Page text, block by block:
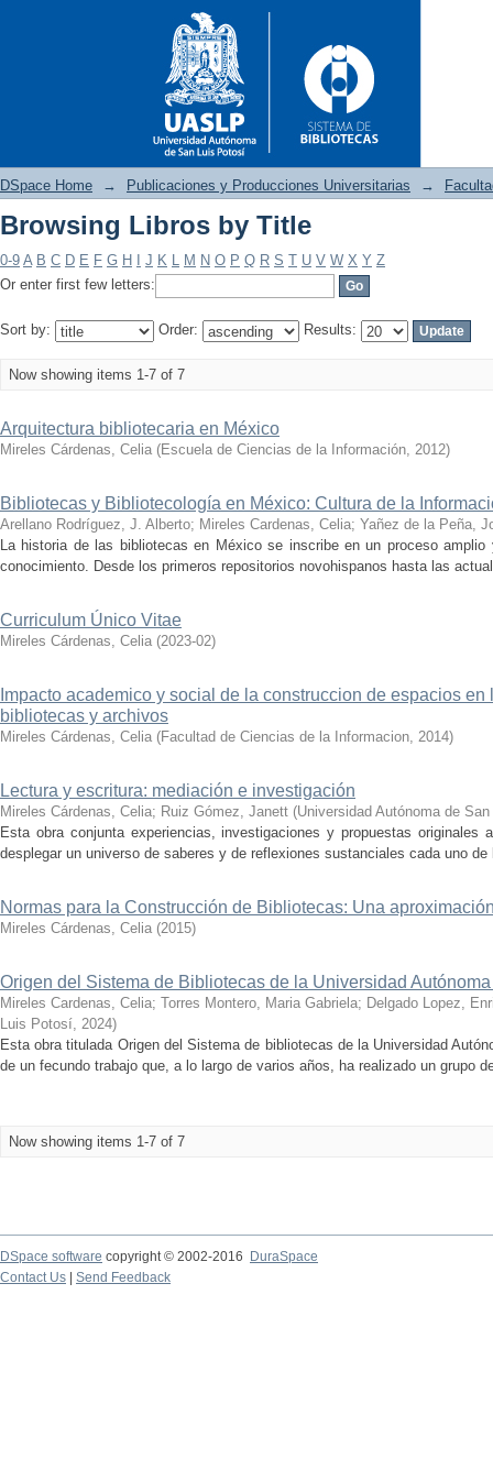
Browsing Libros by Title
DSpace Home → Publicaciones y Producciones Universitarias →
Browsing Libros by Title
0-9 A B C D E F G H J K L M N O P Q R S T U V W X Y Z
Or enter first few letters:
Sort by: Order: Results:
Now showing items 1-7 of 7
Arquitectura bibliotecaria en México
Mireles Cárdenas, Celia (Escuela de Ciencias de la Información, 2012)
Bibliotecas y Bibliotecología en México: Cultura de la
Arellano Rodríguez, J. Alberto; Mireles Cardenas, Celia; Yañez de la Peña,
La historia de las bibliotecas en México se inscribe en un proceso
conocimiento. Desde los primeros repositorios novohispanos hasta las
Curriculum Único Vitae
Mireles Cárdenas, Celia (2023-02)
Impacto academico y social de la construccion de espacios
bibliotecas y archivos
Mireles Cárdenas, Celia (Facultad de Ciencias de la Informacion, 2014)
Lectura y escritura: mediación e investigación
Mireles Cárdenas, Celia; Ruiz Gómez, Janett (Universidad Autónoma de
Esta obra conjunta experiencias, investigaciones y propuestas originales
desplegar un universo de saberes y de reflexiones sustanciales cada uno
Normas para la Construcción de Bibliotecas: Una
Mireles Cárdenas, Celia (2015)
Origen del Sistema de Bibliotecas de la Universidad
Mireles Cardenas, Celia; Torres Montero, Maria Gabriela; Delgado Lopez,
Luis Potosí, 2024)
Esta obra titulada Origen del Sistema de bibliotecas de la Universidad
de un fecundo trabajo que, a lo largo de varios años, ha realizado un grupo
Now showing items 1-7 of 7
DSpace software copyright © 2002-2016
DuraSpace
Contact Us
Send Feedback